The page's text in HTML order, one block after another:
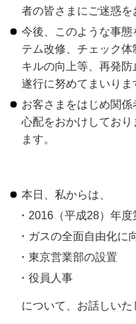
者の皆さまにご迷惑を
今後、このような事
テム改修、チェック
キルの向上等、再発
遂行に努めてまいりま
お客さまをはじめ関
心配をおかけしてお
ます。
本日、私からは、
2016（平成28）年
ガスの全面自由化に
東京営業部の設置
役員人事
について、お話しいた